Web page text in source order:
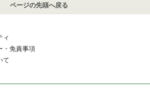
ページの先頭へ戻る
ィ
・免責事項
て